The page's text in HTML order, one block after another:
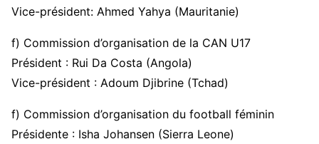
Vice-président: Ahmed Yahya (Mauritanie)
f) Commission d’organisation de la CAN U17
Président : Rui Da Costa (Angola)
Vice-président : Adoum Djibrine (Tchad)
f) Commission d’organisation du football féminin
Présidente : Isha Johansen (Sierra Leone)